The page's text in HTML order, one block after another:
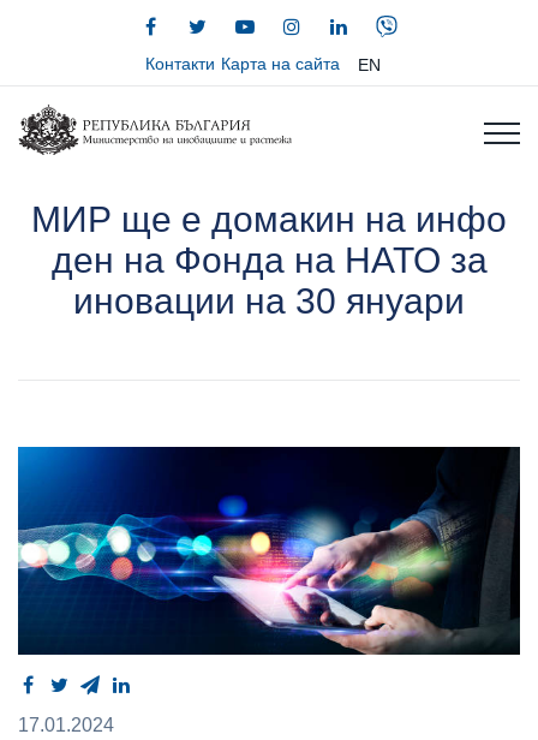
Контакти Карта на сайта EN
МИР ще е домакин на инфо
ден на Фонда на НАТО за
иновации на 30 януари
17.01.2024